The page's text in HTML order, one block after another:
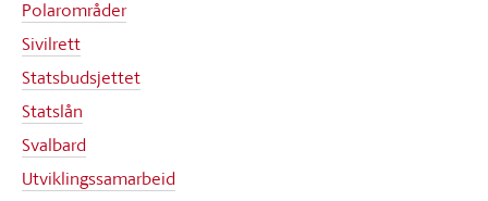
Polarområder
Sivilrett
Statsbudsjettet
Statslån
Svalbard
Utviklingssamarbeid